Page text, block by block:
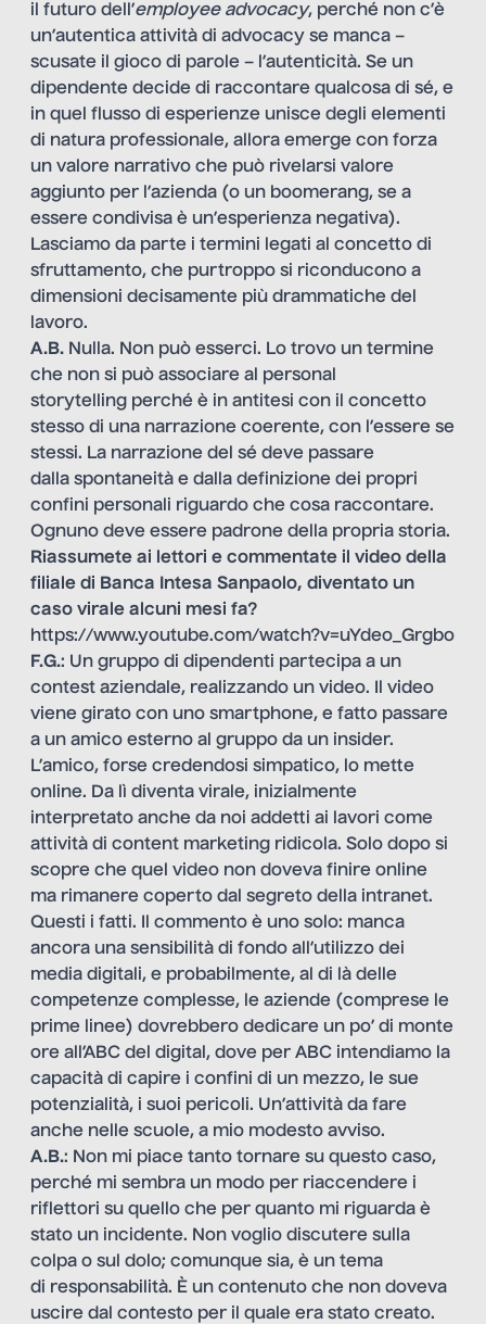
il futuro dell’employee advocacy, perché non c’è
un’autentica attività di advocacy se manca –
scusate il gioco di parole – l’autenticità. Se un
dipendente decide di raccontare qualcosa di sé, e
in quel flusso di esperienze unisce degli elementi
di natura professionale, allora emerge con forza
un valore narrativo che può rivelarsi valore
aggiunto per l’azienda (o un boomerang, se a
essere condivisa è un’esperienza negativa).
Lasciamo da parte i termini legati al concetto di
sfruttamento, che purtroppo si riconducono a
dimensioni decisamente più drammatiche del
lavoro.
A.B. Nulla. Non può esserci. Lo trovo un termine
che non si può associare al personal
storytelling perché è in antitesi con il concetto
stesso di una narrazione coerente, con l’essere se
stessi. La narrazione del sé deve passare
dalla spontaneità e dalla definizione dei propri
confini personali riguardo che cosa raccontare.
Ognuno deve essere padrone della propria storia.
Riassumete ai lettori e commentate il video della
filiale di Banca Intesa Sanpaolo, diventato un
caso virale alcuni mesi fa?
https://www.youtube.com/watch?v=uYdeo_Grgbo
F.G.: Un gruppo di dipendenti partecipa a un
contest aziendale, realizzando un video. Il video
viene girato con uno smartphone, e fatto passare
a un amico esterno al gruppo da un insider.
L’amico, forse credendosi simpatico, lo mette
online. Da lì diventa virale, inizialmente
interpretato anche da noi addetti ai lavori come
attività di content marketing ridicola. Solo dopo si
scopre che quel video non doveva finire online
ma rimanere coperto dal segreto della intranet.
Questi i fatti. Il commento è uno solo: manca
ancora una sensibilità di fondo all’utilizzo dei
media digitali, e probabilmente, al di là delle
competenze complesse, le aziende (comprese le
prime linee) dovrebbero dedicare un po’ di monte
ore all’ABC del digital, dove per ABC intendiamo la
capacità di capire i confini di un mezzo, le sue
potenzialità, i suoi pericoli. Un’attività da fare
anche nelle scuole, a mio modesto avviso.
A.B.: Non mi piace tanto tornare su questo caso,
perché mi sembra un modo per riaccendere i
riflettori su quello che per quanto mi riguarda è
stato un incidente. Non voglio discutere sulla
colpa o sul dolo; comunque sia, è un tema
di responsabilità. È un contenuto che non doveva
uscire dal contesto per il quale era stato creato.